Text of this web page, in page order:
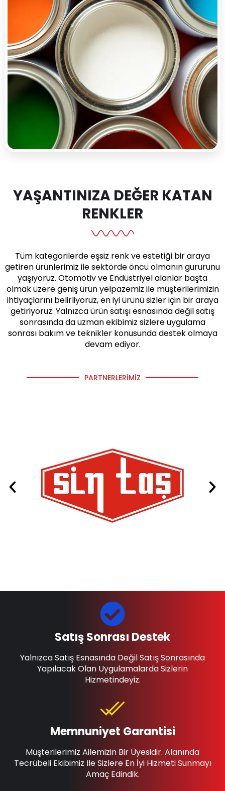
YAŞANTINIZA DEĞER KATAN
RENKLER
Tüm kategorilerde eşsiz renk ve estetiği bir araya
getiren ürünlerimiz ile sektörde öncü olmanın gururunu
yaşıyoruz. Otomotiv ve Endüstriyel alanlar başta
olmak üzere geniş ürün yelpazemiz ile müşterilerimizin
ihtiyaçlarını belirliyoruz, en iyi ürünü sizler için bir araya
getiriyoruz. Yalnızca ürün satışı esnasında değil satış
sonrasında da uzman ekibimiz sizlere uygulama
sonrası bakım ve teknikler konusunda destek olmaya
devam ediyor.
PARTNERLERIMIZ
Memnuniyet Garantisi
Müşterilerimiz Ailemizin Bir Üyesidir. Alanında
Tecrübeli Ekibimiz Ile Sizlere En İyi Hizmeti Sunmayı
Amaç Edindik.
Satış Sonrası Destek
Yalnızca Satış Esnasında Değil Satış Sonrasında
Yapılacak Olan Uygulamalarda Sizlerin
Hizmetindeyiz.